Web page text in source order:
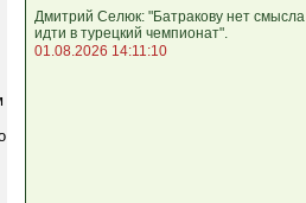
Дмитрий Селюк: "Батракову нет смысла
идти в турецкий чемпионат".
01.08.2026 14:11:10